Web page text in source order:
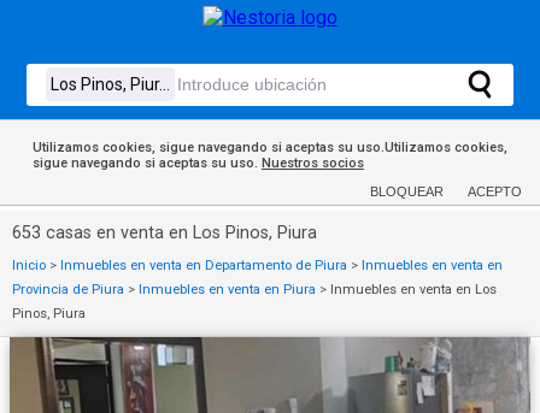
Utilizamos cookies, sigue navegando si aceptas su uso.Utilizamos cookies,
sigue navegando si aceptas su uso. Nuestros socios
BLOQUEAR ACEPTO
653 casas en venta en Los Pinos, Piura
Inicio > Inmuebles en venta en Departamento de Piura > Inmuebles en venta en
Provincia de Piura > Inmuebles en venta en Piura > Inmuebles en venta en Los
Pinos, Piura